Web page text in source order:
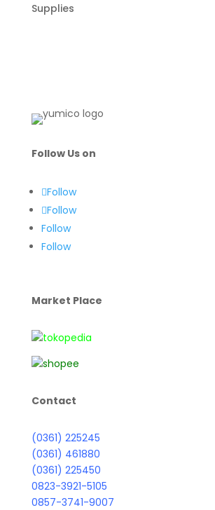
Supplies
Follow Us on
Follow
Follow
Follow
Follow
Market Place
Contact
(0361) 225245
(0361) 461880
(0361) 225450
0823-3921-5105
0857-3741-9007